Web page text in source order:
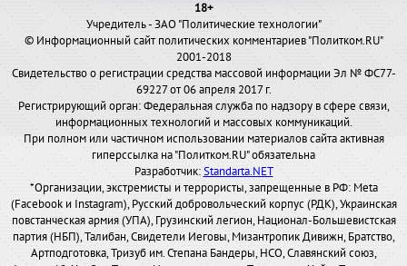
18+
Учредитель - ЗАО "Политические технологии"
© Информационный сайт политических комментариев "Политком.RU"
2001-2018
Свидетельство о регистрации средства массовой информации Эл № ФС77-
69227 от 06 апреля 2017 г.
Регистрирующий орган: Федеральная служба по надзору в сфере связи,
информационных технологий и массовых коммуникаций.
При полном или частичном использовании материалов сайта активная
гиперссылка на "Политком.RU" обязательна
Разработчик:Standarta.NET
*Организации, экстремисты и террористы, запрещенные в РФ: Meta
(Facebook и Instagram), Русский добровольческий корпус (РДК), Украинская
повстанческая армия (УПА), Грузинский легион, Национал-Большевистская
партия (НБП), Талибан, Свидетели Иеговы, Мизантропик Дивижн, Братство,
Артподготовка, Тризуб им. Степана Бандеры, НСО, Славянский союз,